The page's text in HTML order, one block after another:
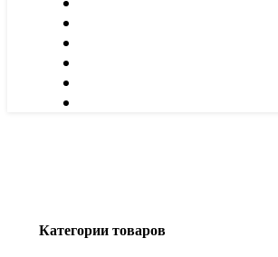
Категории товаров